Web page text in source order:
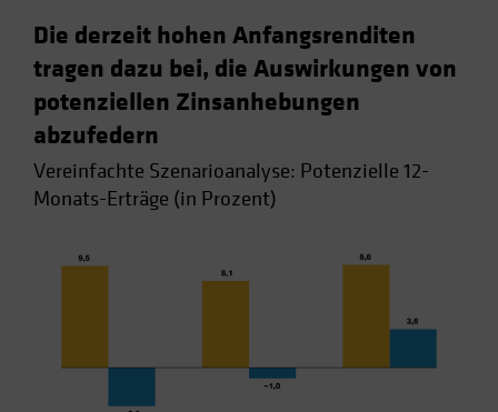
Die derzeit hohen Anfangsrenditen
tragen dazu bei, die Auswirkungen von
potenziellen Zinsanhebungen
abzufedern
Vereinfachte Szenarioanalyse: Potenzielle 12-
Monats-Erträge (in Prozent)